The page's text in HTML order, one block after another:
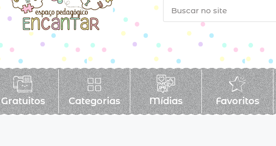
Gratuitos Categorias Mídias Favoritos